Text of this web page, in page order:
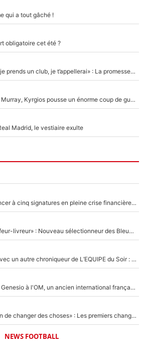
qui a tout gâché !
obligatoire cet été ?
Mercato - OM - «Dès que je prends un club, je t’appellerai» : La promesse de Marcelino au moment de claquer la porte
Victime de racisme contre Murray, Kyrgios pousse un énorme coup de gueule !
Madrid, le vestiaire exulte
Grégory Lorenzi doit renoncer à cinq signatures en pleine crise financière : L’IA propose sept noms à l’OM pour un mercato réussi... à seulement 5M€ !
«Plus grand, je ferai chauffeur-livreur» : Nouveau sélectionneur des Bleus, Zinédine Zidane s’était imaginé un avenir très différent lorsqu'il était enfant
Johan Micoud en conflit avec un autre chroniqueur de L’EQUIPE du Soir : «Pendant un moment, je ne les ai pas remis ensemble dans l'émission»
Proche de rejoindre Bruno Genesio à l'OM, un ancien international français va finalement débarquer... sur RMC !
«Il y a probablement besoin de changer des choses» : Les premiers changements de Zinedine Zidane en équipe de France sont révélés ?
NEWS FOOTBALL